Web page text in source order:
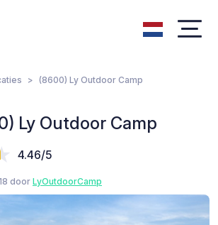
(8600) Ly Outdoor Camp
Ly Outdoor Camp
4.46/5
door LyOutdoorCamp